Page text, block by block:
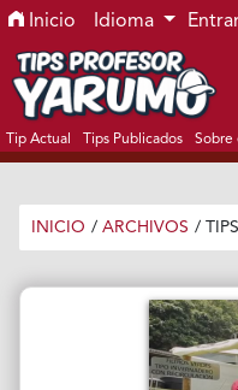
Ir al menú de navegación
Ir al contenido principal
Ir al pie de página del sitio
Inicio Idioma
Tip Actual Tips Publicados Sobre
INICIO / ARCHIVOS /